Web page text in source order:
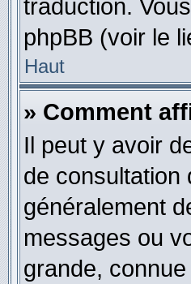
traduction.
phpBB (voir le
Haut
» Comment
Il peut y avoir
de consultation
généralement
messages ou
grande,